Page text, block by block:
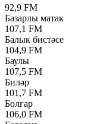
92,9 FM
Базарлы матак
107,1 FM
Балык бистәсе
104,9 FM
Баулы
107,5 FM
Биләр
101,7 FM
Болгар
106,0 FM